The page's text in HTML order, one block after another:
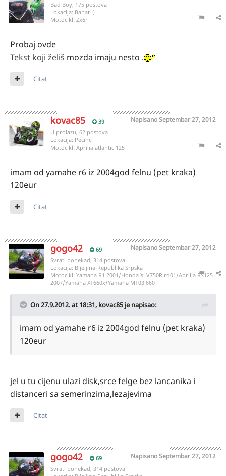
Bad Boy, 175 postova
Lokacija: Banat :)
Motocikl: Zx6r
Probaj ovde
Tekst koji želiš mozda imaju nesto .
Citat
kovac85 39 NapisanoSeptembar 27, 2012
U prolazu, 62 postova
Lokacija: Pecinci
Motocikl: Aprilia atlantic 125
imam od yamahe r6 iz 2004god felnu (pet kraka)
120eur
Citat
gogo42 69 NapisanoSeptembar 27, 2012
Svrati ponekad, 314 postova
Lokacija: Bijeljina-Republika Srpska
Motocikl: Yamaha R1 2001/Honda XLV750R rd01/Aprilia RS125
2007/Yamaha XT660x/Yamaha MT03 660
On 27.9.2012. at 18:31, kovac85 je napisao:
imam od yamahe r6 iz 2004god felnu (pet kraka)
120eur
jel u tu cijenu ulazi disk,srce felge bez lancanika i
distanceri sa semerinzima,lezajevima
Citat
gogo42 69 NapisanoSeptembar 27, 2012
Svrati ponekad, 314 postova